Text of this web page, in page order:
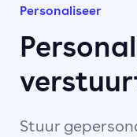
Personaliseer
Stuur